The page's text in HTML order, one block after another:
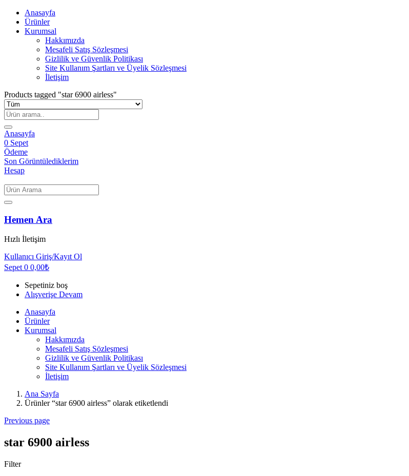
Anasayfa
Ürünler
Kurumsal
Hakkımızda
Mesafeli Satış Sözleşmesi
Gizlilik ve Güvenlik Politikası
Site Kullanım Şartları ve Üyelik Sözleşmesi
İletişim
Products tagged "star 6900 airless"
Anasayfa
0 Sepet
Ödeme
Son Görüntülediklerim
Hesap
Hemen Ara
Hızlı İletişim
Kullanıcı Giriş/Kayıt Ol
Sepet 0 0,00₺
Sepetiniz boş
Alışverişe Devam
Anasayfa
Ürünler
Kurumsal
Hakkımızda
Mesafeli Satış Sözleşmesi
Gizlilik ve Güvenlik Politikası
Site Kullanım Şartları ve Üyelik Sözleşmesi
İletişim
Ana Sayfa
Ürünler “star 6900 airless” olarak etiketlendi
Previous page
star 6900 airless
Filter